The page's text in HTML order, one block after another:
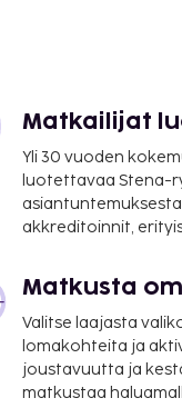
Matkailijat
Yli 30 vuoden
luotettavaa Stena-
akkreditoinnit,
Matkusta
Valitse laajasta
lomakohteita ja
joustavuutta ja
matkustaa